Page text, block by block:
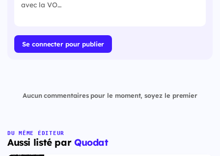
Se connecter pour publier
Aucun commentaires pour le moment, soyez le premier
DU MÊME ÉDITEUR
Aussi listé par Quodat